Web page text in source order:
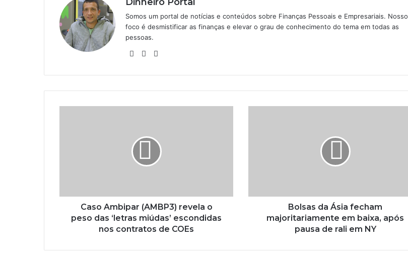
Somos um portal de notícias e conteúdos sobre Finanças Pessoais e Empresariais. Nosso
foco é desmistificar as finanças e elevar o grau de conhecimento do tema em todas as
pessoas.
WebsiteLinkedin
Caso Ambipar (AMBP3) revela o
peso das ‘letras miúdas’ escondidas
nos contratos de COEs
Bolsas da Ásia fecham
majoritariamente em baixa, após
pausa de rali em NY